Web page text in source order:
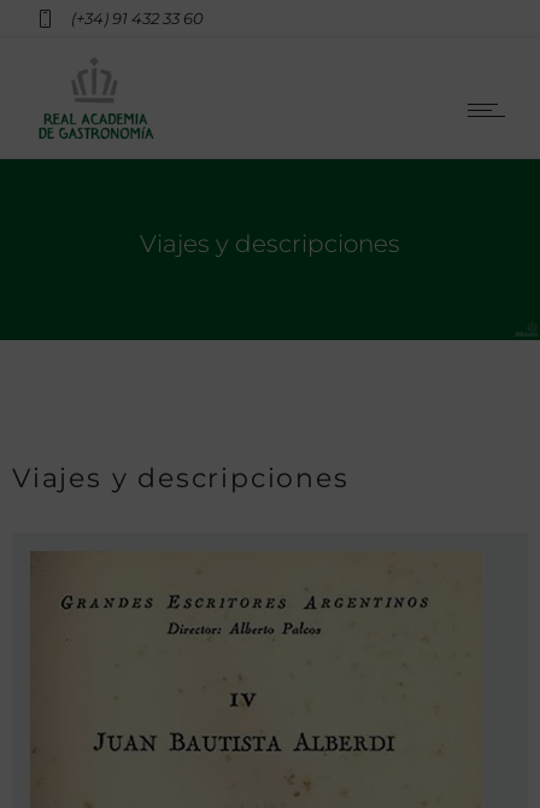
(+34) 91 432 33 60
Viajes y descripciones
Viajes y descripciones